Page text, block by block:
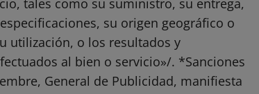
su origen geográfico o
utilización, o los resultados y
al bien o servicio»/. *Sanciones
General de Publicidad, manifiesta